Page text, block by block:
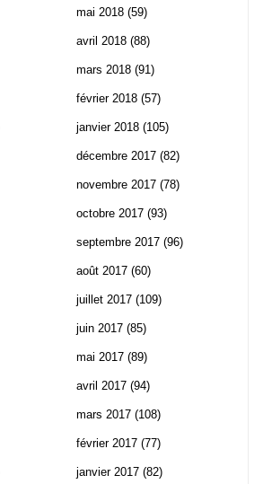
mai 2018 (59)
avril 2018 (88)
mars 2018 (91)
février 2018 (57)
janvier 2018 (105)
décembre 2017 (82)
novembre 2017 (78)
octobre 2017 (93)
septembre 2017 (96)
août 2017 (60)
juillet 2017 (109)
juin 2017 (85)
mai 2017 (89)
avril 2017 (94)
mars 2017 (108)
février 2017 (77)
janvier 2017 (82)